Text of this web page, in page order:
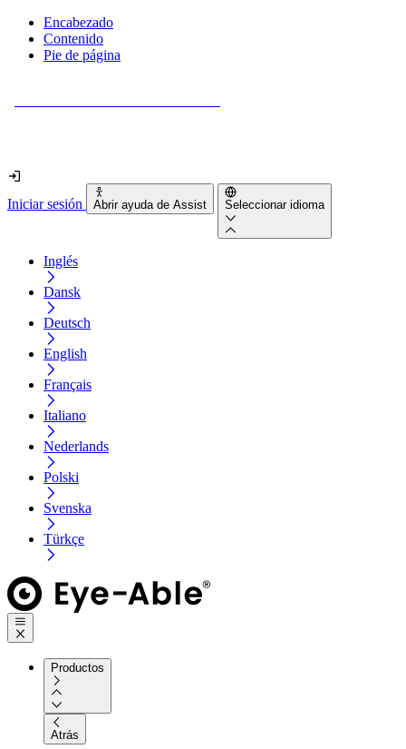
Encabezado
Contenido
Pie de página
Iniciar sesión Abrir ayuda de Assist Seleccionar idioma
Inglés
Dansk
Deutsch
English
Français
Italiano
Nederlands
Polski
Svenska
Türkçe
Productos
Atrás